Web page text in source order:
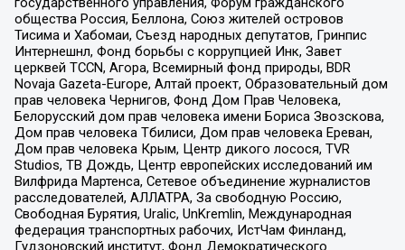
общества Россия, Беллона, Союз жителей островов
Тисима и Хабомаи, Съезд народных депутатов, Гринпис
Интернешнл, Фонд борьбы с коррупцией Инк, Завет
церквей TCCN, Агора, Всемирный фонд природы, BDR
Novaja Gazeta-Europe, Алтай проект, Образовательный дом
прав человека Чернигов, Фонд Дом Прав Человека,
Белорусский дом прав человека имени Бориса Звозскова,
Дом прав человека Тбилиси, Дом прав человека Ереван,
Дом прав человека Крым, Центр дикого лосося, TVR
Studios, ТВ Дождь, Центр европейских исследований им
Вилфрида Мартенса, Сетевое объединение журналистов
расследователей, АЛЛАТРА, За свободную Россию,
Свободная Бурятия, Uralic, UnKremlin, Международная
федерация транспортных рабочих, ИстЧам Финланд,
Гудзоновский институт, Фонд Демократического